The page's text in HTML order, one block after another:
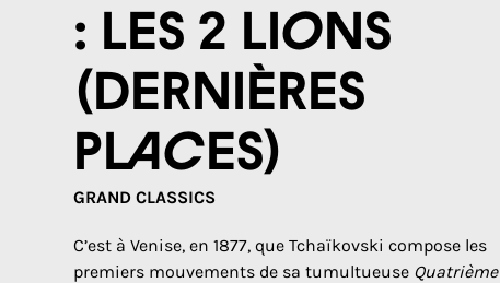
: Les 2 lions
(DERNIÈRES
PLACES)
GRAND CLASSICS
C’est à Venise, en 1877, que Tchaïkovski compose les
premiers mouvements de sa tumultueuse Quatrième